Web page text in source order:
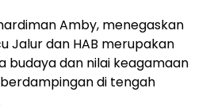
Amby, menegaskan
Jalur dan HAB merupakan
budaya dan nilai keagamaan
di tengah